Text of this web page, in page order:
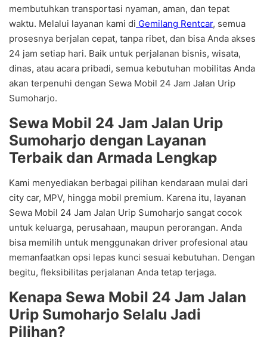
membutuhkan transportasi nyaman, aman, dan tepat
waktu. Melalui layanan kami di Gemilang Rentcar, semua
prosesnya berjalan cepat, tanpa ribet, dan bisa Anda akses
24 jam setiap hari. Baik untuk perjalanan bisnis, wisata,
dinas, atau acara pribadi, semua kebutuhan mobilitas Anda
akan terpenuhi dengan Sewa Mobil 24 Jam Jalan Urip
Sumoharjo.
Sewa Mobil 24 Jam Jalan Urip
Sumoharjo dengan Layanan
Terbaik dan Armada Lengkap
Kami menyediakan berbagai pilihan kendaraan mulai dari
city car, MPV, hingga mobil premium. Karena itu, layanan
Sewa Mobil 24 Jam Jalan Urip Sumoharjo sangat cocok
untuk keluarga, perusahaan, maupun perorangan. Anda
bisa memilih untuk menggunakan driver profesional atau
memanfaatkan opsi lepas kunci sesuai kebutuhan. Dengan
begitu, fleksibilitas perjalanan Anda tetap terjaga.
Kenapa Sewa Mobil 24 Jam Jalan
Urip Sumoharjo Selalu Jadi
Pilihan?